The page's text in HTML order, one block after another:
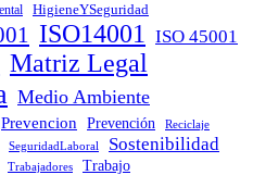
HigieneYSeguridad
ISO14001 ISO 45001
Matriz Legal
Medio Ambiente
Prevencion Prevención Reciclaje
SeguridadLaboral Sostenibilidad
Trabajadores Trabajo